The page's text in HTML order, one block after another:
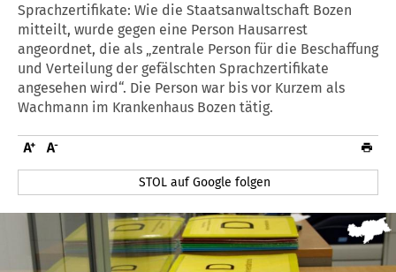
Sprachzertifikate: Wie die Staatsanwaltschaft Bozen
mitteilt, wurde gegen eine Person Hausarrest
angeordnet, die als „zentrale Person für die Beschaffung
und Verteilung der gefälschten Sprachzertifikate
angesehen wird“. Die Person war bis vor Kurzem als
Wachmann im Krankenhaus Bozen tätig.
STOL auf Google folgen